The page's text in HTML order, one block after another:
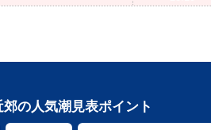
の人気潮見表ポイント